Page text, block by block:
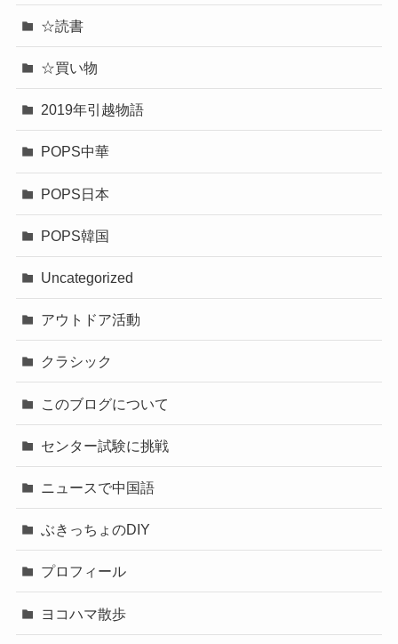
☆読書
☆買い物
2019年引越物語
POPS中華
POPS日本
POPS韓国
Uncategorized
アウトドア活動
クラシック
このブログについて
センター試験に挑戦
ニュースで中国語
ぶきっちょのDIY
プロフィール
ヨコハマ散歩